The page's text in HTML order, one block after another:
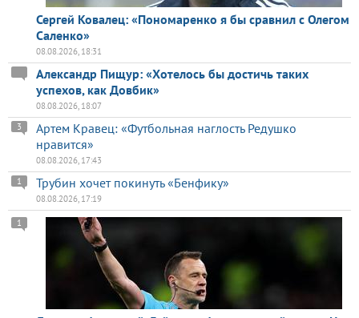
Сергей Ковалец: «Пономаренко я бы сравнил с Олегом
Саленко»
08.08.2026, 18:31
Александр Пищур: «Хотелось бы достичь таких
успехов, как Довбик»
08.08.2026, 18:07
Артем Кравец: «Футбольная наглость Редушко
нравится»
3
08.08.2026, 17:43
Трубин хочет покинуть «Бенфику»
1
08.08.2026, 17:19
1